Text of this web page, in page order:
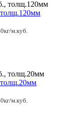
м.куб.
м.куб.